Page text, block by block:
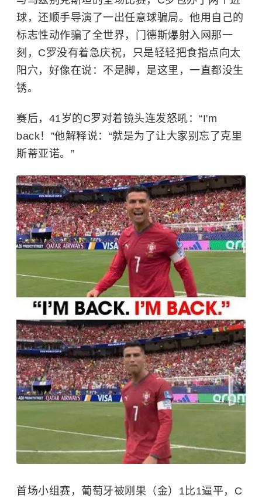
球，还顺手导演了一出任意球骗局。他用自己的
标志性动作骗了全世界，门德斯爆射入网那一
刻，C罗没有着急庆祝，只是轻轻把食指点向太
阳穴，好像在说：不是脚，是这里，一直都没生
锈。
赛后，41岁的C罗对着镜头连发怒吼：“I'm
back！”他解释说：“就是为了让大家别忘了克里
斯蒂亚诺。”
首场小组赛，葡萄牙被刚果（金）1比1逼平，C